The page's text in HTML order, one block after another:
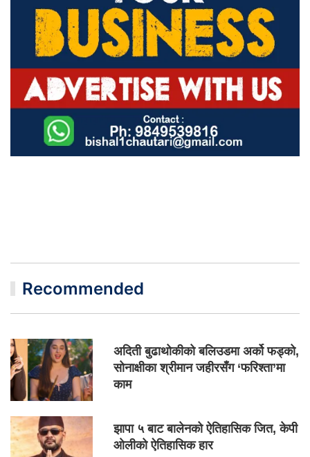
Recommended
अदिती बुढाथोकीको बलिउडमा अर्को फड्को,
सोनाक्षीका श्रीमान जहीरसँग ‘फरिश्ता’मा
काम
झापा ५ बाट बालेनको ऐतिहासिक जित, केपी
ओलीको ऐतिहासिक हार